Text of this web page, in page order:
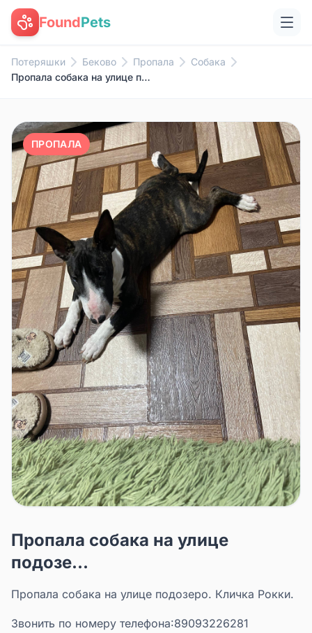
FoundPets
Потеряшки Беково Пропала
Собака
Пропала собака на улице подозе...
ПРОПАЛА
Пропала собака на улице
подозе...
Пропала собака на улице подозеро. Кличка Рокки.
Звонить по номеру телефона:89093226281